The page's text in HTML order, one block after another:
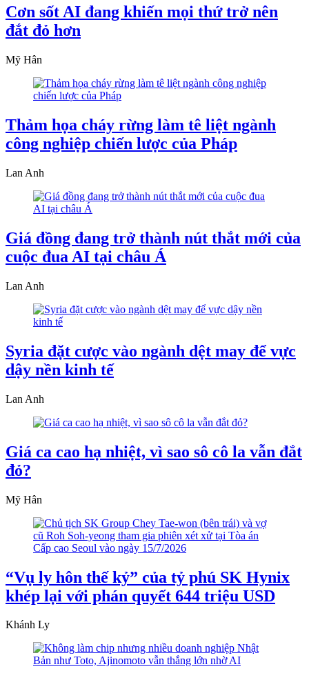
Cơn sốt AI đang khiến mọi thứ trở nên
đắt đỏ hơn
Mỹ Hân
Thảm họa cháy rừng làm tê liệt ngành
công nghiệp chiến lược của Pháp
Lan Anh
Giá đồng đang trở thành nút thắt mới của
cuộc đua AI tại châu Á
Lan Anh
Syria đặt cược vào ngành dệt may để vực
dậy nền kinh tế
Lan Anh
Giá ca cao hạ nhiệt, vì sao sô cô la vẫn đắt
đỏ?
Mỹ Hân
“Vụ ly hôn thế kỷ” của tỷ phú SK Hynix
khép lại với phán quyết 644 triệu USD
Khánh Ly